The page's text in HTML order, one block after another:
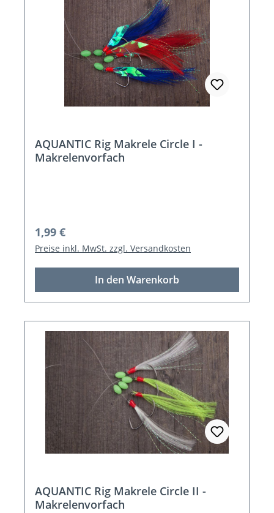
AQUANTIC Rig Makrele Circle I -
Makrelenvorfach
Regulärer Preis:
1,99 €
Preise inkl. MwSt. zzgl. Versandkosten
In den Warenkorb
AQUANTIC Rig Makrele Circle II -
Makrelenvorfach